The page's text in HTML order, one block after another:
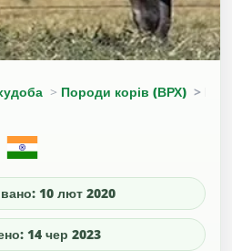
Породи корів (ВРХ)
10 лют 2020
14 чер 2023